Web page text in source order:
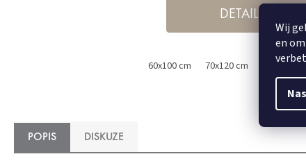
Wij
en
DETAIL
60x100 cm 70x120 cm 50x60 cm
POPIS DISKUZE